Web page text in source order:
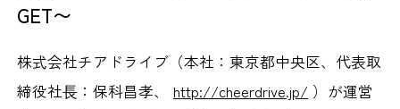
GET〜
株式会社チアドライブ（本社：東京都中央区、代表取
締役社⻑：保科昌孝、http://cheerdrive.jp/ ）が運営